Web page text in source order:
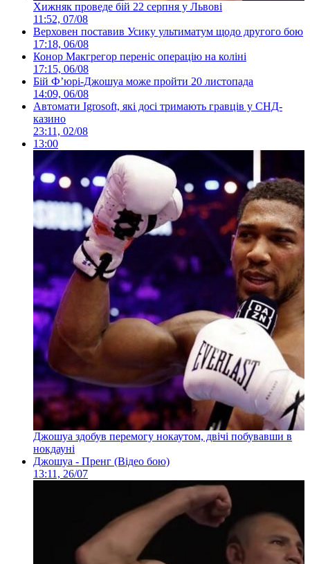
Хижняк проведе бій 22 серпня у Львові
11:52, 07/08
Верховен поставив Усику ультиматум щодо другого бою
17:18, 06/08
Конор Макгрегор переніс операцію на коліні
17:15, 06/08
Бій Ф’юрі-Джошуа може пройти 20 листопада
14:09, 06/08
Автомати Igrosoft, які досі тримають гравців у СНД-
казино
23:11, 02/08
13:00
Джошуа здобув перемогу нокаутом, двічі побувавши в
нокдауні
Джошуа - Пренг (Відео бою)
13:11, 26/07